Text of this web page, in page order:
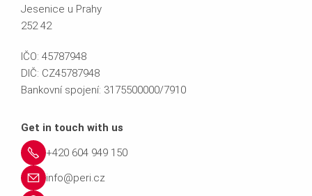
Jesenice u Prahy
252 42
IČO: 45787948
DIČ: CZ45787948
Bankovní spojení: 3175500000/7910
Get in touch with us
+420 604 949 150
info@peri.cz